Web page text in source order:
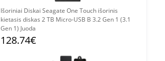
Išoriniai Diskai Seagate One Touch išorinis
kietasis diskas 2 TB Micro-USB B 3.2 Gen 1 (3.1
Gen 1) Juoda
128.74€